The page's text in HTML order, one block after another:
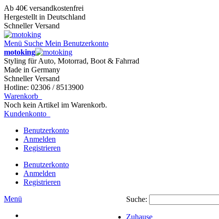
Ab 40€ versandkostenfrei
Hergestellt in Deutschland
Schneller Versand
Menü Suche Mein Benutzerkonto
motoking
Styling für Auto, Motorrad, Boot & Fahrrad
Made in Germany
Schneller Versand
Hotline: 02306 / 8513900
Warenkorb
Noch kein Artikel im Warenkorb.
Kundenkonto
Benutzerkonto
Anmelden
Registrieren
Benutzerkonto
Anmelden
Registrieren
Menü
Suche:
Zuhause